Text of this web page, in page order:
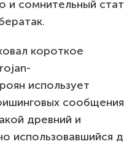
и сомнительный
короткое
использует
древний и
использовавшийся